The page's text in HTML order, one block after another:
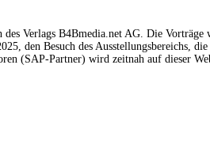
des Verlags B4Bmedia.net AG. Die
den Besuch des Ausstellungsbereichs,
(SAP-Partner) wird zeitnah auf dieser